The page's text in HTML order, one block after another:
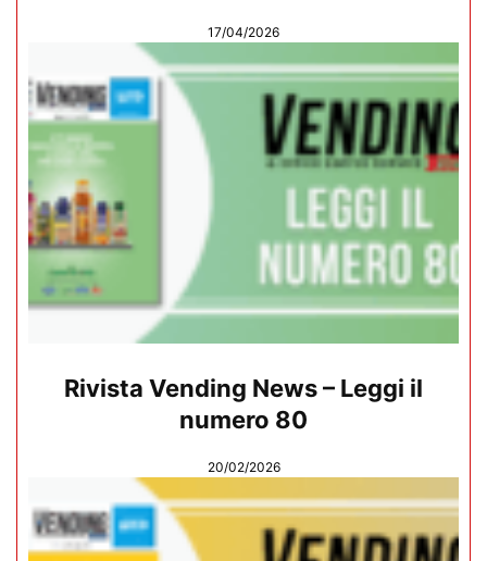
17/04/2026
Rivista Vending News – Leggi il
numero 80
20/02/2026